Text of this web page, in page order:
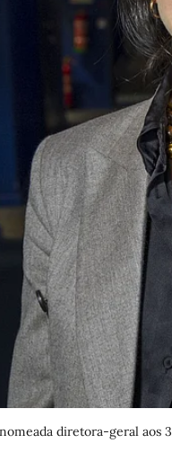
diretora-geral aos